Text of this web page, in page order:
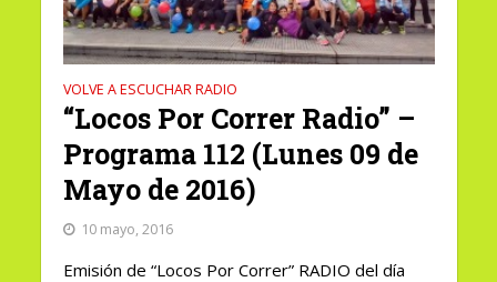
VOLVE A ESCUCHAR RADIO
“Locos Por Correr Radio” –
Programa 112 (Lunes 09 de
Mayo de 2016)
10 mayo, 2016
Emisión de “Locos Por Correr” RADIO del día